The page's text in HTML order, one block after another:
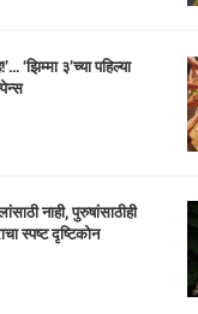
‘झिम्मा ३’च्या पहिल्या
नाही, पुरुषांसाठीही
स्पष्ट दृष्टिकोन